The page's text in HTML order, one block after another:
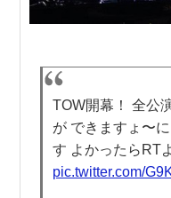
TOW開幕！ 全公
が できますょ〜
す よかったらRT
pic.twitter.com/